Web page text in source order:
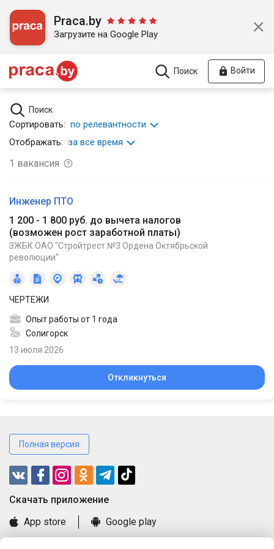
Praca.by
Загрузите на Google Play
Поиск Войти
Поиск
Сортировать: по релевантности
Отображать: за все время
1 вакансия
Инженер ПТО
1 200 - 1 800 руб. до вычета налогов
(возможен рост заработной платы)
ЗЖБК ОАО "Стройтрест №3 Ордена Октябрьской
революции"
ЧЕРТЕЖИ
Опыт работы от 1 года
Солигорск
13 июля 2026
Откликнуться
Полная версия
Cкачать приложение
App store
Google play